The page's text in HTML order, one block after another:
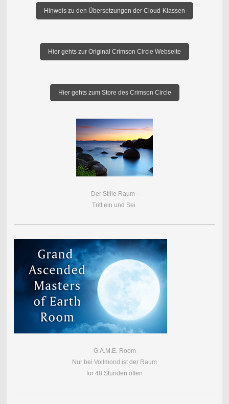
Hinweis zu den Übersetzungen der Cloud-Klassen
Hier gehts zur Original Crimson Circle Webseite
Hier gehts zum Store des Crimson Circle
Der Stille Raum -
Tritt ein und Sei
G.A.M.E. Room
Nur bei Vollmond ist der Raum
für 48 Stunden offen